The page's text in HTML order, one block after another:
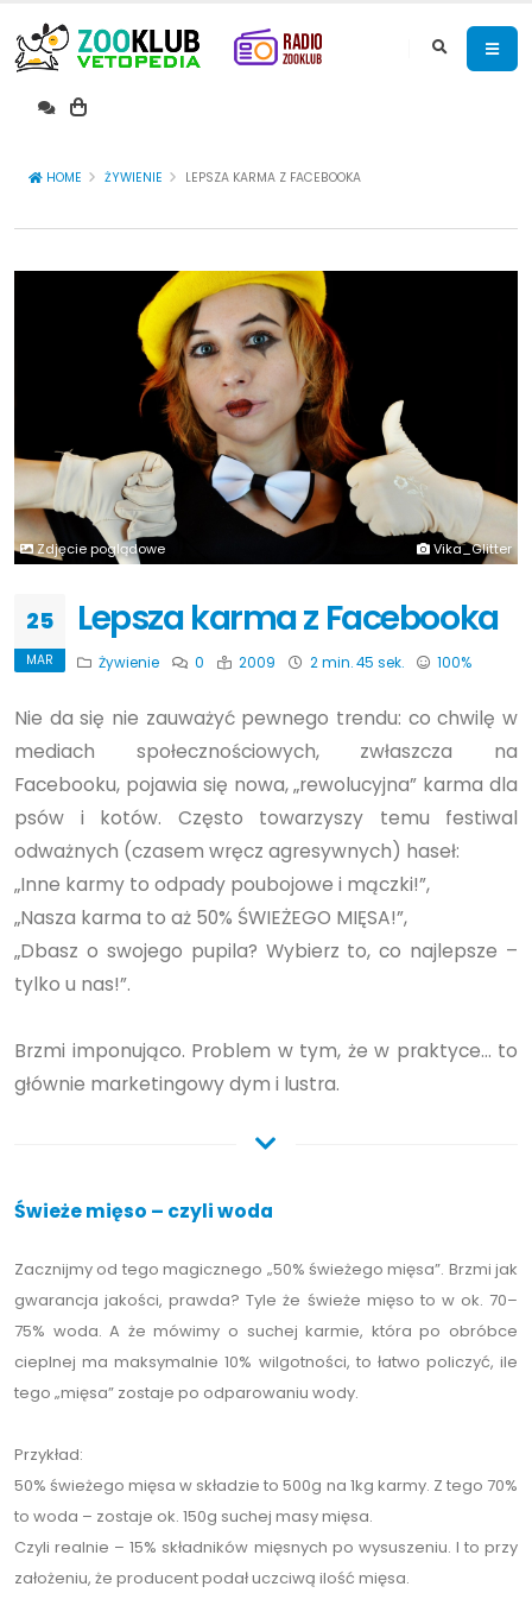
HOME ŻYWIENIE LEPSZA KARMA Z FACEBOOKA
Zdjęcie poglądowe Vika_Glitter
25
MAR
Lepsza karma z Facebooka
Żywienie 0 2009 2 min. 45 sek. 100%
Nie da się nie zauważyć pewnego trendu: co chwilę w
mediach społecznościowych, zwłaszcza na
Facebooku, pojawia się nowa, „rewolucyjna” karma dla
psów i kotów. Często towarzyszy temu festiwal
odważnych (czasem wręcz agresywnych) haseł:
„Inne karmy to odpady poubojowe i mączki!”,
„Nasza karma to aż 50% ŚWIEŻEGO MIĘSA!”,
„Dbasz o swojego pupila? Wybierz to, co najlepsze –
tylko u nas!”.
Brzmi imponująco. Problem w tym, że w praktyce... to
głównie marketingowy dym i lustra.
Świeże mięso – czyli woda
Zacznijmy od tego magicznego „50% świeżego mięsa”. Brzmi jak
gwarancja jakości, prawda? Tyle że świeże mięso to w ok. 70–
75% woda. A że mówimy o suchej karmie, która po obróbce
cieplnej ma maksymalnie 10% wilgotności, to łatwo policzyć, ile
tego „mięsa” zostaje po odparowaniu wody.
Przykład:
50% świeżego mięsa w składzie to 500g na 1kg karmy. Z tego 70%
to woda – zostaje ok. 150g suchej masy mięsa.
Czyli realnie – 15% składników mięsnych po wysuszeniu. I to przy
założeniu, że producent podał uczciwą ilość mięsa.